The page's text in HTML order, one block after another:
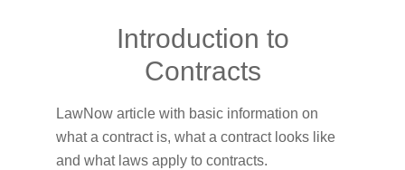
Introduction to
Contracts
LawNow article with basic information on
what a contract is, what a contract looks like
and what laws apply to contracts.